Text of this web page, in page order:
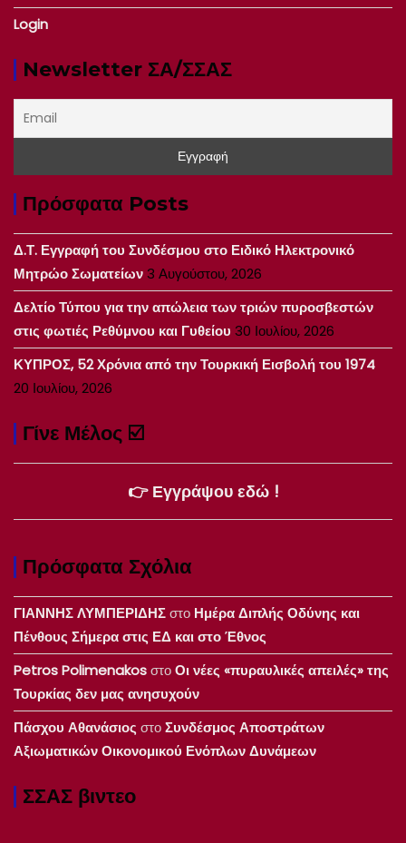
Login
Newsletter ΣΑ/ΣΣΑΣ
Πρόσφατα Posts
Δ.Τ. Εγγραφή του Συνδέσμου στο Ειδικό Ηλεκτρονικό
Μητρώο Σωματείων3 Αυγούστου, 2026
Δελτίο Τύπου για την απώλεια των τριών πυροσβεστών
στις φωτιές Ρεθύμνου και Γυθείου 30 Ιουλίου, 2026
ΚΥΠΡΟΣ, 52 Χρόνια από την Τουρκική Εισβολή του 1974
20 Ιουλίου, 2026
Γίνε Μέλος ☑️
👉 Εγγράψου εδώ !
Πρόσφατα Σχόλια
ΓΙΑΝΝΗΣ ΛΥΜΠΕΡΙΔΗΣστο Ημέρα Διπλής Οδύνης και
Πένθους Σήμερα στις ΕΔ και στο Έθνος
Petros PolimenakosστοΟι νέες «πυραυλικές απειλές» της
Τουρκίας δεν μας ανησυχούν
Πάσχου Αθανάσιος στοΣυνδέσμος Αποστράτων
Αξιωματικών Οικονομικού Ενόπλων Δυνάμεων
ΣΣΑΣ βιντεο